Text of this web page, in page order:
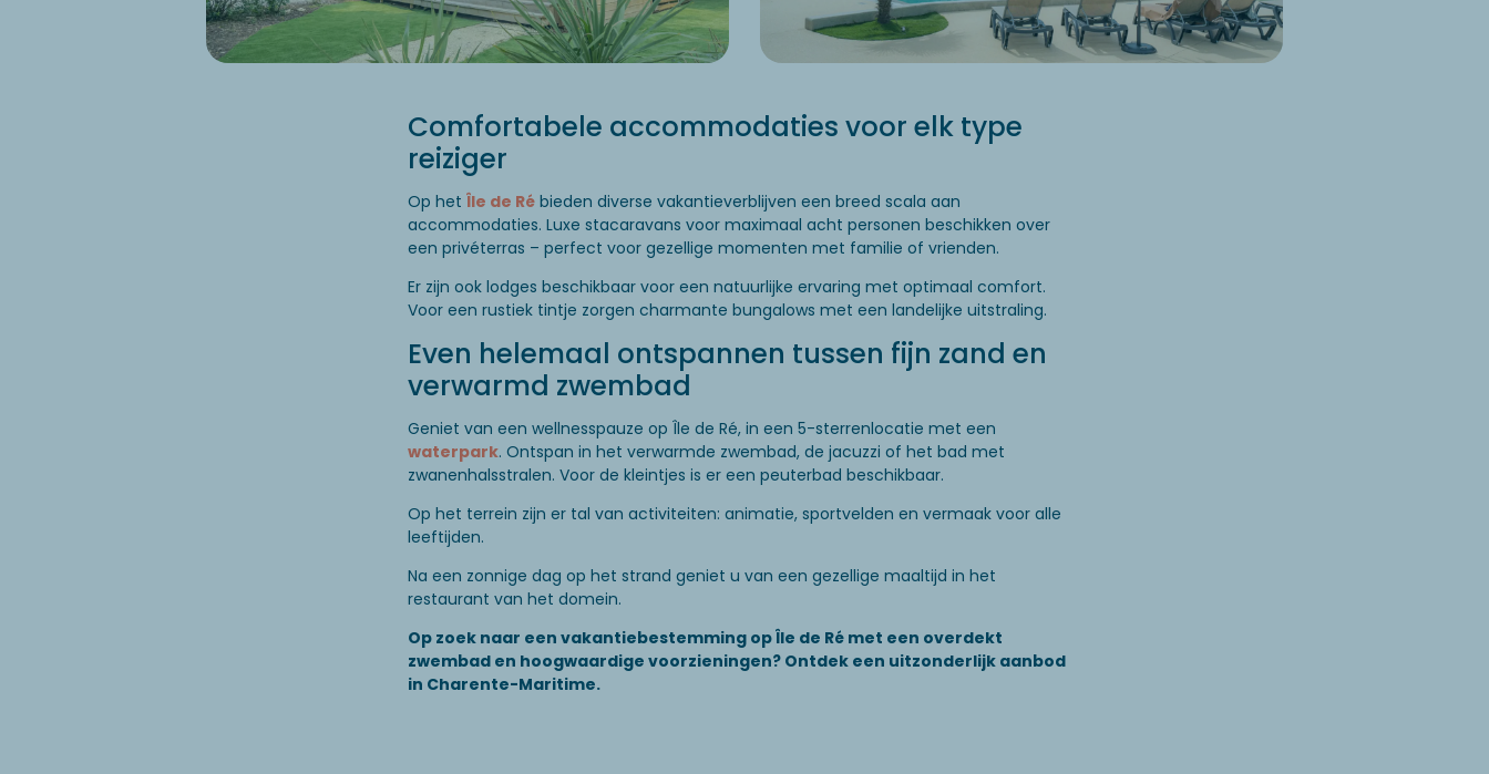
Comfortabele accommodaties voor elk type
reiziger
Op het Île de Ré bieden diverse vakantieverblijven een breed scala aan
accommodaties. Luxe stacaravans voor maximaal acht personen beschikken over
een privéterras – perfect voor gezellige momenten met familie of vrienden.
Er zijn ook lodges beschikbaar voor een natuurlijke ervaring met optimaal comfort.
Voor een rustiek tintje zorgen charmante bungalows met een landelijke uitstraling.
Even helemaal ontspannen tussen fijn zand en
verwarmd zwembad
Geniet van een wellnesspauze op Île de Ré, in een 5-sterrenlocatie met een
waterpark. Ontspan in het verwarmde zwembad, de jacuzzi of het bad met
zwanenhalsstralen. Voor de kleintjes is er een peuterbad beschikbaar.
Op het terrein zijn er tal van activiteiten: animatie, sportvelden en vermaak voor alle
leeftijden.
Na een zonnige dag op het strand geniet u van een gezellige maaltijd in het
restaurant van het domein.
Op zoek naar een vakantiebestemming op Île de Ré met een overdekt
zwembad en hoogwaardige voorzieningen? Ontdek een uitzonderlijk aanbod
in Charente-Maritime.